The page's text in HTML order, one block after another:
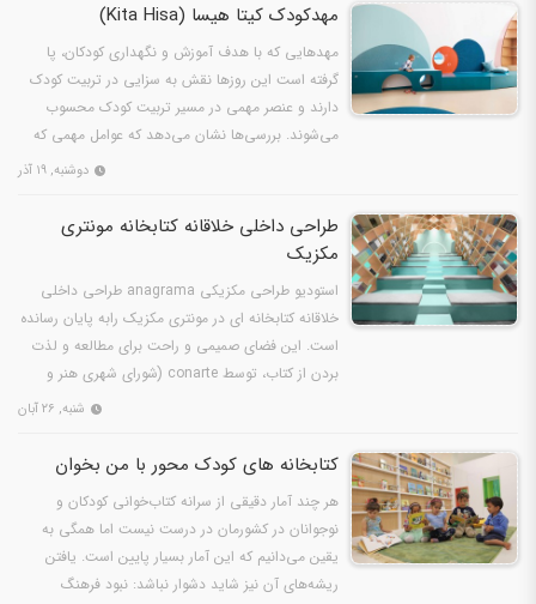
مهدکودک کیتا هیسا (Kita Hisa)
مهدهایی که با هدف آموزش و نگهداری کودکان، پا
گرفته است این روزها نقش به سزایی در تربیت کودک
دارند و عنصر مهمی در مسیر تربیت کودک محسوب
می‌شوند. بررسی‌ها نشان می‌دهد که عوامل مهمی که
دوشنبه, ۱۹ آذر
طراحی داخلی خلاقانه کتابخانه مونتری
مکزیک
استودیو طراحی مکزیکی anagrama طراحی داخلی
خلاقانه کتابخانه ای در مونتری مکزیک رابه پایان رسانده
است. این فضای صمیمی و راحت برای مطالعه و لذت
بردن از کتاب، توسط conarte (شورای شهری هنر و
شنبه, ۲۶ آبان
کتابخانه‌ های کودک‌ محور با من بخوان
هر چند آمار دقیقی از سرانه کتاب‌خوانی کودکان و
نوجوانان در کشورمان در درست نیست اما همگی به
یقین می‌دانیم که این آمار بسیار پایین است. یافتن
ریشه‌های آن نیز شاید دشوار نباشد: نبود فرهنگ